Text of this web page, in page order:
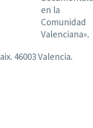
en la
Comunidad
Valenciana».
46003 Valencia.